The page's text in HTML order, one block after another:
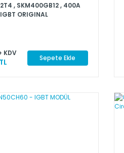
, SKM400GB12 , 400A
ORIGINAL
KDV
Sepete Ekle